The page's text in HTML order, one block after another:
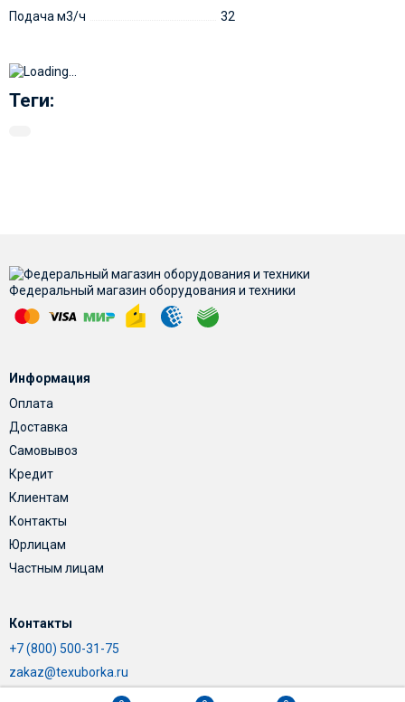
Подача м3/ч
32
Теги:
Федеральный магазин оборудования и техники
Информация
Оплата
Доставка
Самовывоз
Кредит
Клиентам
Контакты
Юрлицам
Частным лицам
Контакты
+7 (800) 500-31-75
zakaz@texuborka.ru